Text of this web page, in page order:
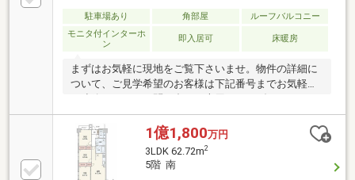
駐車場あり 角部屋
ルーフバルコニー
モニタ付インターホ
ン
即入居可 床暖房
まずはお気軽に現地をご覧下さいませ。物件の詳細に
ついて、ご見学希望のお客様は下記番号までお気軽に
【0120-104-124】
1億1,800万円
3LDK 62.72m2
5階 南